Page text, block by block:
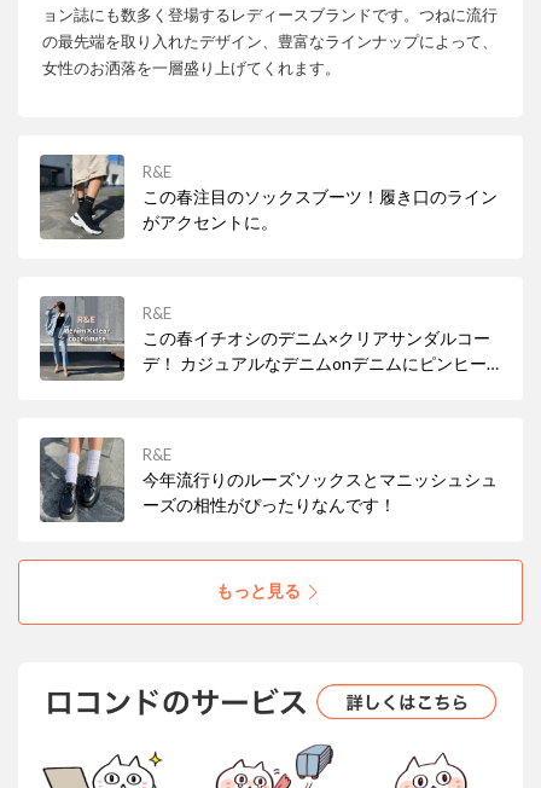
ョン誌にも数多く登場するレディースブランドです。つねに流行
の最先端を取り入れたデザイン、豊富なラインナップによって、
女性のお洒落を一層盛り上げてくれます。
R&E
この春注目のソックスブーツ！履き口のライン
がアクセントに。
R&E
この春イチオシのデニム×クリアサンダルコー
デ！ カジュアルなデニムonデニムにピンヒー
す。
R&E
今年流行りのルーズソックスとマニッシュシュ
ーズの相性がぴったりなんです！
もっと見る